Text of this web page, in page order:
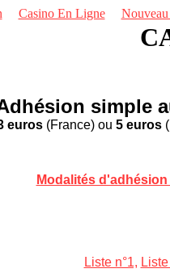
Casino En Ligne
simple
euros(France) ou 5 euros
Modalités
Liste n°1,